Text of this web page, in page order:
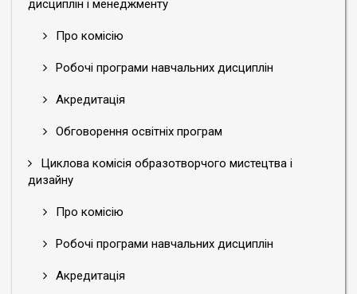
дисциплін і менеджменту
Про комісію
Робочі програми навчальних дисциплін
Акредитація
Обговорення освітніх програм
Циклова комісія образотворчого мистецтва і
дизайну
Про комісію
Робочі програми навчальних дисциплін
Акредитація